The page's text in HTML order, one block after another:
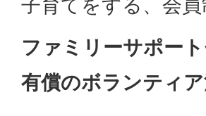
子育てをする、会
ファミリーサポー
有償のボランティア